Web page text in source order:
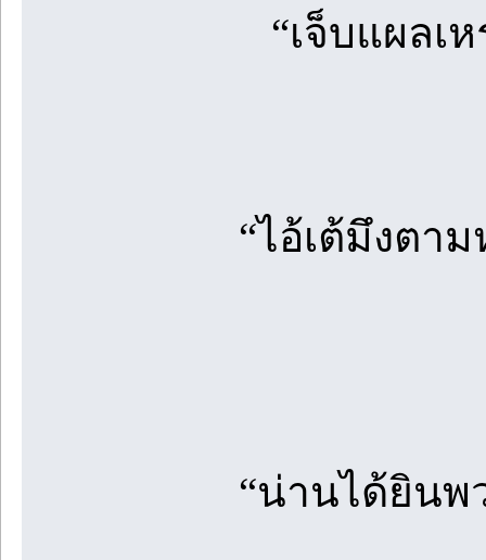
“เจ็บแผลเห
“ไอ้เต้มึงตา
“น่านได้ยินพ